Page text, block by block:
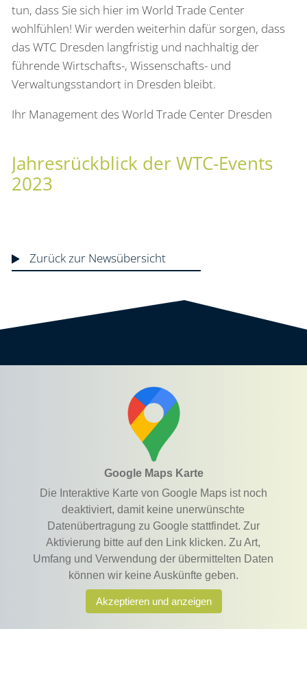
tun, dass Sie sich hier im World Trade Center
wohlfühlen! Wir werden weiterhin dafür sorgen, dass
das WTC Dresden langfristig und nachhaltig der
führende Wirtschafts-, Wissenschafts- und
Verwaltungsstandort in Dresden bleibt.
Ihr Management des World Trade Center Dresden
Jahresrückblick der WTC-Events
2023
Zurück zur Newsübersicht